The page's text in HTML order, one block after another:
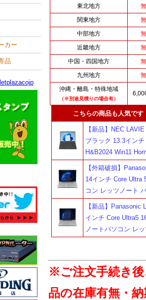
東北地方
関東地方
中部地方
近畿地方
中国・四国地方
九州地方
沖縄・離島・特殊地域
（※別途見積りの場合有）
こちらの商品も人気です
【新品】NEC
ブラック 13.3イン
H&B2024 Win11
【外箱破損】
14インチ Core Ultra
コン レッツノート
【新品】Panasonic
インチ Core Ultra5
ノートパソコン レ
※ご注文手続き
品の在庫有無・
カー
品